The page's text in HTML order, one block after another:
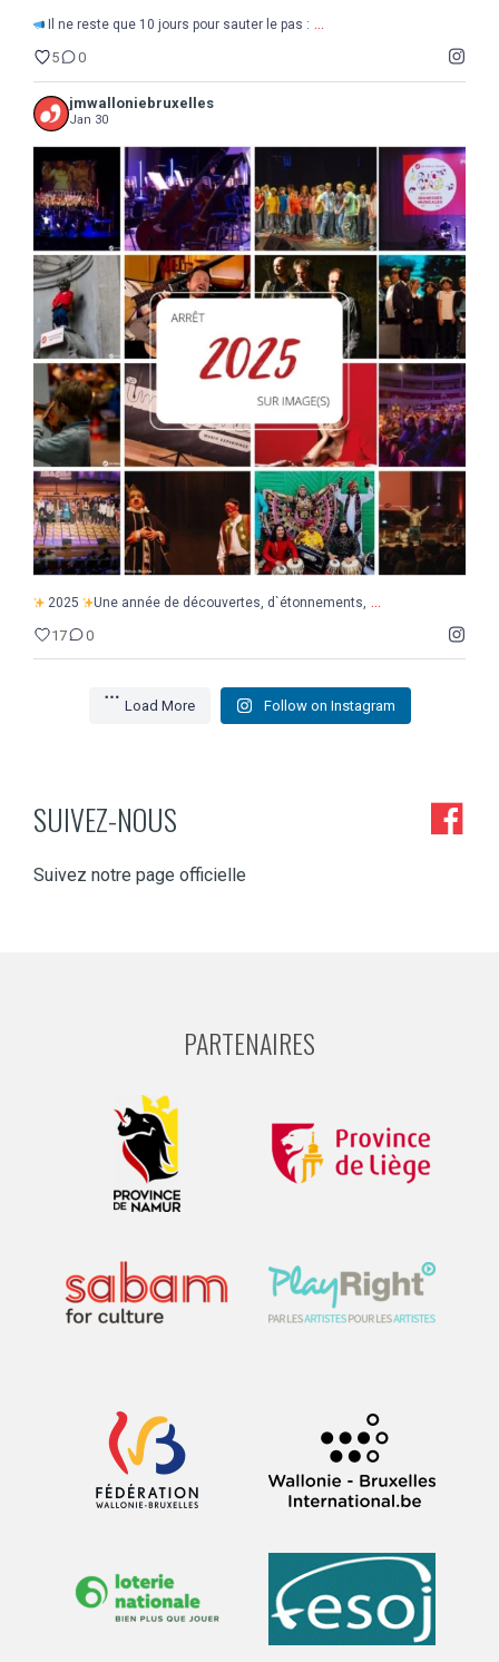
Il ne reste que 10 jours pour sauter le pas : ...
5 0
jmwalloniebruxelles
Jan 30
2025 Une année de découvertes, d`étonnements, ...
2025 Une année de découvertes, d`étonnements, ...
17 0
Load More Follow on Instagram
SUIVEZ-NOUS
Suivez notre page officielle
PARTENAIRES